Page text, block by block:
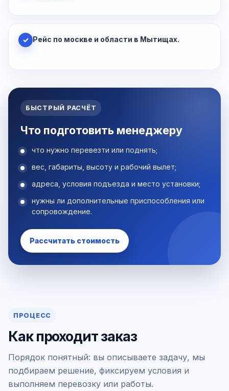
✓ Рейс по москве и области в Мытищах.
БЫСТРЫЙ РАСЧЁТ
Что подготовить менеджеру
что нужно перевезти или поднять;
вес, габариты, высоту и рабочий вылет;
адреса, условия подъезда и место установки;
нужны ли дополнительные приспособления или
сопровождение.
Рассчитать стоимость
ПРОЦЕСС
Как проходит заказ
Порядок понятный: вы описываете задачу, мы
подбираем решение, фиксируем условия и
выполняем перевозку или работы.